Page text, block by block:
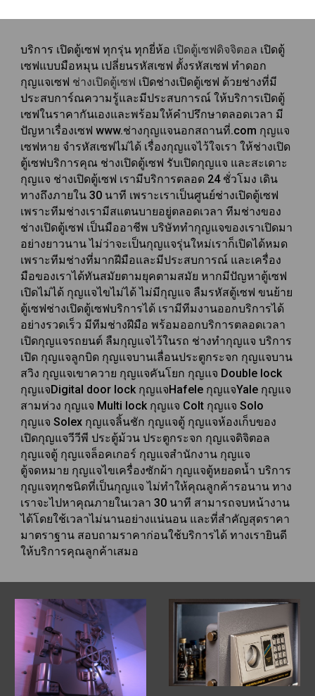
บริการ เปิดตู้เซฟทุกรุ่น ทุกยี่ห้อ เปิดตู้เซฟดิจจิตอล เปิดตู้
เซฟแบบมือหมุน เปลี่ยนรหัสเซฟ ตั้งรหัสเซฟ ทำดอก
กุญแจเซฟ ช่างเปิดตู้เซฟ เปิดช่างเปิดตู้เซฟ ด้วยช่างที่มี
ประสบการ์ณความรู้และมีประสบการณ์ ให้บริการเปิดตู้
เซฟในราคากันเองและพร้อมให้คำปรึกษาตลอดเวลา มี
ปัญหาเรื่องเซฟ www.ช่างกุญแจนอกสถานที่.com กุญแจ
เซฟหาย จำรหัสเซฟไม่ได้ เรื่องกุญแจไว้ใจเรา ให้ช่างเปิด
ตู้เซฟบริการคุณ ช่างเปิดตู้เซฟ รับเปิดกุญแจ และสะเดาะ
กุญแจ ช่างเปิดตู้เซฟ เรามีบริการตลอด 24 ชั่วโมง เดิน
ทางถึงภายใน 30 นาที เพราะเราเป็นศูนย์ช่างเปิดตู้เซฟ
เพราะทีมช่างเรามีสแตนบายอยู่ตลอดเวลา ทีมช่างของ
ช่างเปิดตู้เซฟ เป็นมืออาชีพ บริษัททำกุญแจของเราเปิดมา
อย่างยาวนาน ไม่ว่าจะเป็นกุญแจรุ่นใหม่เราก็เปิดได้หมด
เพราะทีมช่างที่มากฝีมือและมีประสบการณ์ และเครื่อง
มือของเราได้ทันสมัยตามยุคตามสมัย หากมีปัญหาตู้เซฟ
เปิดไม่ได้ กุญแจไขไม่ได้ ไม่มีกุญแจ ลืมรหัสตู้เซฟ ขนย้าย
ตู้เซฟช่างเปิดตู้เซฟบริการได้ เรามีทีมงานออกบริการได้
อย่างรวดเร็ว มีทีมช่างฝีมือ พร้อมออกบริการตลอดเวลา
เปิดกุญแจรถยนต์ ลืมกุญแจไว้ในรถ ช่างทำกุญแจ บริการ
เปิด กุญแจลูกบิด กุญแจบานเลื่อนประตูกระจก กุญแจบาน
สวิง กุญแจเขาควาย กุญแจคันโยก กุญแจ Double lock
กุญแจDigital door lock กุญแจHafele กุญแจYale กุญแจ
สามห่วง กุญแจ Multi lock กุญแจ Colt กุญแจ Solo
กุญแจ Solex กุญแจลิ้นชัก กุญแจตู้ กุญแจห้องเก็บของ
เปิดกุญแจวีวีพี ประตู้ม้วน ประตูกระจก กุญแจดิจิตอล
กุญแจตู้ กุญแจล็อคเกอร์ กุญแจสำนักงาน กุญแจ
ตู้จดหมาย กุญแจไขเครื่องซักผ้า กุญแจตู้หยอดน้ำ บริการ
กุญแจทุกชนิดที่เป็นกุญแจ ไม่ทำให้คุณลูกค้ารอนาน ทาง
เราจะไปหาคุณภายในเวลา 30 นาที สามารถจบหน้างาน
ได้โดยใช้เวลาไม่นานอย่างแน่นอน และที่สำคัญสุดราคา
มาตราฐาน สอบถามราคาก่อนใช้บริการได้ ทางเรายินดี
ให้บริการคุณลูกค้าเสมอ